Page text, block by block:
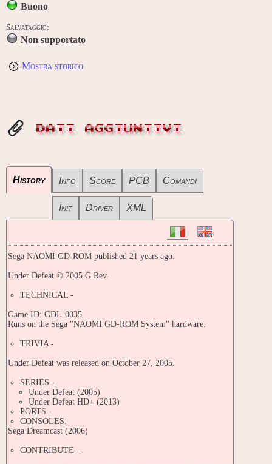
Buono
Salvataggio:
Non supportato
Mostra storico
DATI AGGIUNTIVI
History Info Score PCB Comandi
Init Driver XML
Sega NAOMI GD-ROM published 21 years ago:
Under Defeat © 2005 G.Rev.
TECHNICAL -
Game ID: GDL-0035
Runs on the Sega "NAOMI GD-ROM System" hardware.
TRIVIA -
Under Defeat was released on October 27, 2005.
SERIES -
Under Defeat (2005)
Under Defeat HD+ (2013)
PORTS -
CONSOLES:
Sega Dreamcast (2006)
CONTRIBUTE -